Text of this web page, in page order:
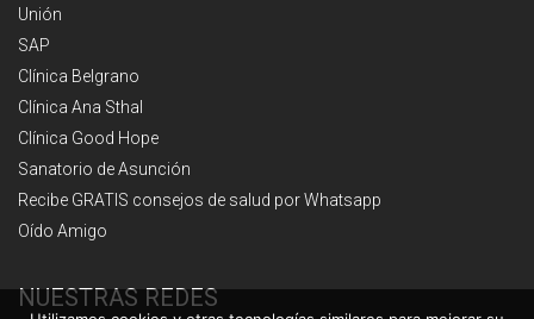
Unión
SAP
Clínica Belgrano
Clínica Ana Sthal
Clínica Good Hope
Sanatorio de Asunción
Recibe GRATIS consejos de salud por Whatsapp
Oído Amigo
NUESTRAS REDES